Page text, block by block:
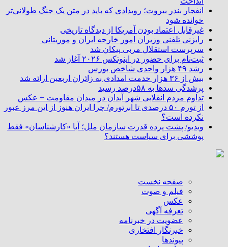
انفجار بندر بیروت؛ رویدادی که باید در متن یک جنگ طولانی‌تر
خوانده شود
غیرقابل اعتماد بودن آمریکا از دیدگاه تاریخی
رایزنی تلفنی وزیران امور خارجه ایران و موریتانی
سرپرست استقلال مربی پیکان شد
ثبت‌نام برای حضور در اینوتکس ۲۰۲۶ آغاز شد
رشد ۴۹ هزار واحدی شاخص بورس
بیش از ۳۶ هزار خدمت امدادی به زائران اربعین ارائه شد
پرشدگی سدها به ۵۸درصد رسید
تداوم مردم انقلابی شهر آبدان در میدان مقاومت + عکس
از تورم ۵۰ درصدی تا ابرتورم/ چرا ایران هنوز از این مرز عبور
نکرده است؟
ویدیو/ پشت پرده قدرت سازمان ملل؛ آیا «کارشناسان» فقط
پوششی برای سیاست هستند؟
صفحه نخست
فیلم و صوت
عکس
تعرفه آگهی
عضویت در خبرنامه
خبرنگار افتخاری
پیوندها